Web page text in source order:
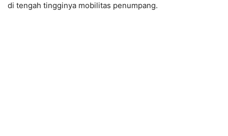
di tengah tingginya mobilitas penumpang.